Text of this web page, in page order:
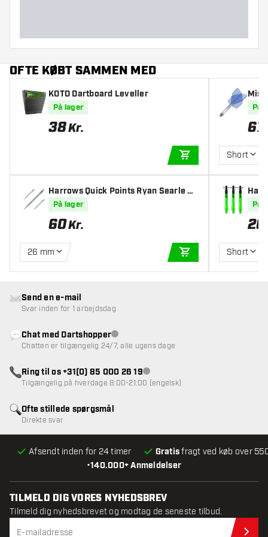
OFTE KØBT SAMMEN MED
KOTO Dartboard Leveller
På lager
38Kr.
TILFØJ TIL KURV
Harrows Quick Points Ryan Searle He
avy Metal Grip Silver
På lager
60Kr.
26 mm
TILFØJ TIL KURV
nt
På
67
Short
På
20
Short
•140.000+ Anmeldelser
Afsendt inden for 24 timer Gratisfragt ved køb over
Ofte stillede spørgsmål
Direkte svar
Send en e-mail
Svar inden for 1 arbejdsdag
Chat med DartshopperKundeservice ikke tilgængelig
Chatten er tilgængelig 24/7, alle ugens dage
Ring til os +31(0) 85 000 26 19Kundeservice ikke tilgængelig
Tilgængelig på hverdage 8:00-21:00 (engelsk)
TILMELD DIG VORES NYHEDSBREV
Tilmeld dig nyhedsbrevet og modtag de seneste tilbud.